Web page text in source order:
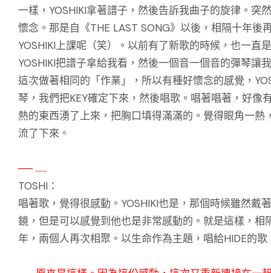
一樣，YOSHIKI拿著譜子，然後告訴我曲子的旋律。突
懷念。那是自《THE LAST SONG》以後，相隔十年後
YOSHIKI上課呢（笑）。以前有了新歌的時候，也一直是
YOSHIKI把譜子拿給我看，然後一個音一個音的彈琴讓
這次做著相同的「作業」，所以有種好懷念的感覺，
琴，我們把KEY確定下來，然後唱歌。唱著唱著，好像
熱的東西湧了上來，把胸口填得滿滿的。覺得眼角一熱
流了下來。
── ……
TOSHI：
唱著歌，覺得很感動。YOSHIKI也是，那個時候雖然戴
鏡，但是可以感覺到他也是非常感動的。就是這樣，相
年，兩個人再次相聚。以生命作為主題，唱給HIDE的歌